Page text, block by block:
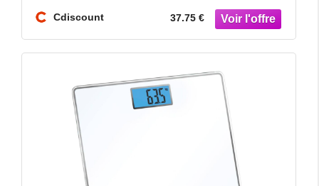
Cdiscount 37.75 €